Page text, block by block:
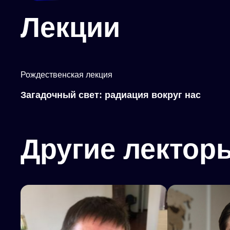
Лекции
Рождественская лекция
Загадочный свет: радиация вокруг нас
Другие